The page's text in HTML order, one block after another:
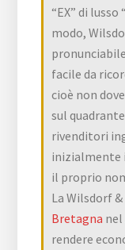
“EX” di lusso
modo,
facile da
cioè non
sul
rivenditori
inizialmente
il proprio
La Wilsdorf
Bretagna nel
rendere